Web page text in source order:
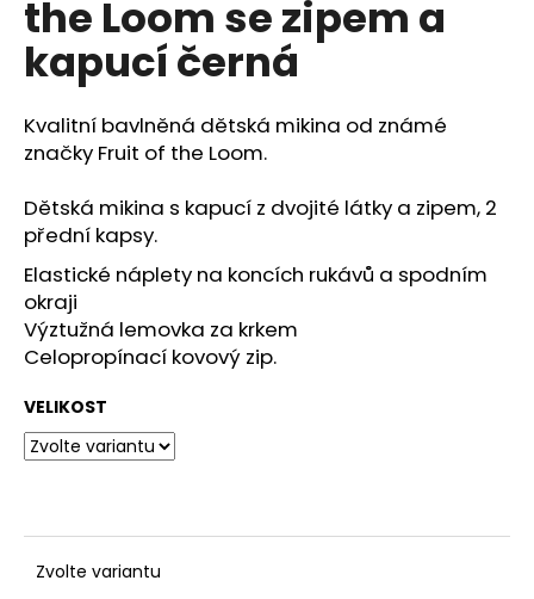
the Loom se zipem a
kapucí černá
Kvalitní bavlněná dětská mikina od známé
značky Fruit of the Loom.
Dětská mikina s kapucí z dvojité látky a zipem, 2
přední kapsy.
Elastické náplety na koncích rukávů a spodním
okraji
Výztužná lemovka za krkem
Celopropínací kovový zip.
VELIKOST
Zvolte variantu
a
t
?
HLEDAT
o
p
o
č
u